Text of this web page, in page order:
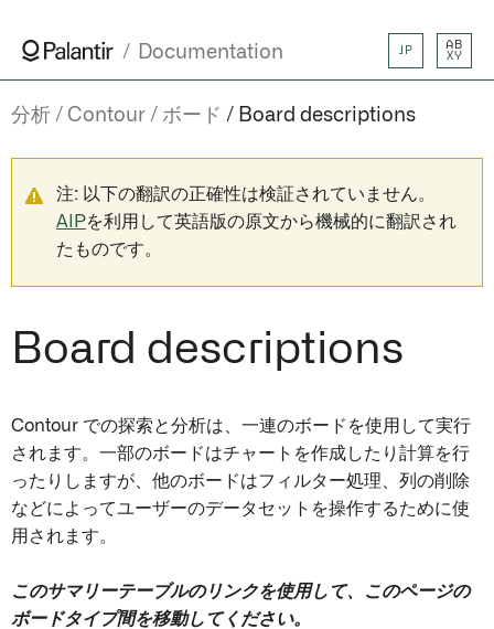
Documentation JP
AB
XY
分析 Contour ボード Board descriptions
注: 以下の翻訳の正確性は検証されていません。
AIPを利用して英語版の原文から機械的に翻訳され
たものです。
Board descriptions
Contour での探索と分析は、一連のボードを使用して実行
されます。一部のボードはチャートを作成したり計算を行
ったりしますが、他のボードはフィルター処理、列の削除
などによってユーザーのデータセットを操作するために使
用されます。
このサマリーテーブルのリンクを使用して、このページの
ボードタイプ間を移動してください。